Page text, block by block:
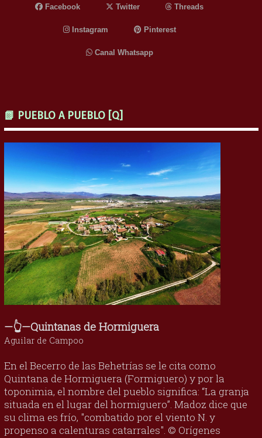
Facebook Twitter Threads
Instagram Pinterest
Canal Whatsapp
📗 PUEBLO A PUEBLO [Q]
—👆—Quintanas de Hormiguera
Aguilar de Campoo
En el Becerro de las Behetrías se le cita como
Quintana de Hormiguera (Formiguero) y por la
toponimia, el nombre del pueblo significa: “La granja
situada en el lugar del hormiguero”. Madoz dice que
su clima es frío, "combatido por el viento N. y
propenso a calenturas catarrales". © Orígenes